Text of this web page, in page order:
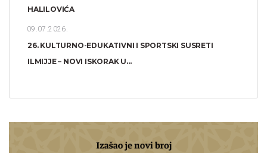
HALILOVIĆA
09.07.2026.
26. KULTURNO-EDUKATIVNI I SPORTSKI SUSRETI
ILMIJJE – NOVI ISKORAK U...